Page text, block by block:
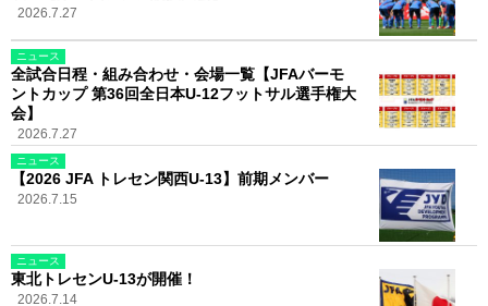
2026.7.27
ニュース
全試合日程・組み合わせ・会場一覧【JFAバーモ
ントカップ 第36回全日本U-12フットサル選手権大
会】
2026.7.27
ニュース
【2026 JFA トレセン関西U-13】前期メンバー
2026.7.15
ニュース
東北トレセンU-13が開催！
2026.7.14